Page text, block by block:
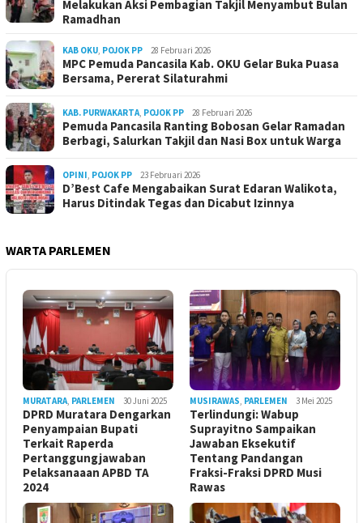
Melakukan Aksi Pembagian Takjil Menyambut Bulan
Ramadhan
KAB OKU, POJOK PP 28 Februari 2026
MPC Pemuda Pancasila Kab. OKU Gelar Buka Puasa
Bersama, Pererat Silaturahmi
KAB. PURWAKARTA, POJOK PP 28 Februari 2026
Pemuda Pancasila Ranting Bobosan Gelar Ramadan
Berbagi, Salurkan Takjil dan Nasi Box untuk Warga
OPINI, POJOK PP 23 Februari 2026
D’Best Cafe Mengabaikan Surat Edaran Walikota,
Harus Ditindak Tegas dan Dicabut Izinnya
WARTA PARLEMEN
MURATARA, PARLEMEN 30 Juni 2025
DPRD Muratara Dengarkan
Penyampaian Bupati
Terkait Raperda
Pertanggungjawaban
Pelaksanaaan APBD TA
2024
MUSIRAWAS, PARLEMEN 3 Mei 2025
Terlindungi: Wabup
Suprayitno Sampaikan
Jawaban Eksekutif
Tentang Pandangan
Fraksi-Fraksi DPRD Musi
Rawas